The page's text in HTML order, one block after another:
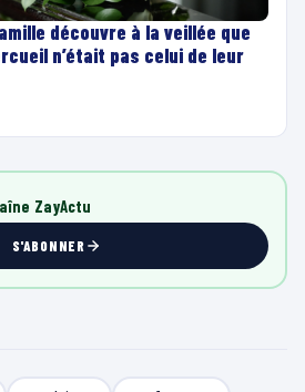
découvre à la veillée que
n’était pas celui de leur
ZayActu
S'ABONNER